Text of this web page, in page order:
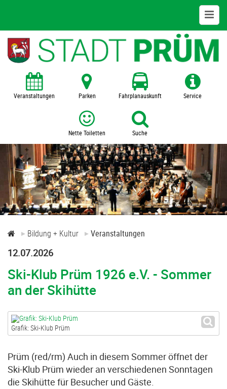
Bildung + Kultur
Kita
Schulen
Zentralbücherei
Museum
SFZ Prümer Land
Veranstaltungen Parken Fahrplanauskunft Service
Nette Toiletten Suche
Bildung + Kultur Veranstaltungen
12.07.2026
Ski-Klub Prüm 1926 e.V. - Sommer
an der Skihütte
Grafik: Ski-Klub Prüm
Prüm (red/rm) Auch in diesem Sommer öffnet der
Ski-Klub Prüm wieder an verschiedenen Sonntagen
die Skihütte für Besucher und Gäste.